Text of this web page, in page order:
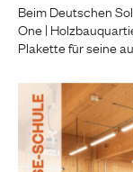
Beim Deutschen
One |
Plakette für seine